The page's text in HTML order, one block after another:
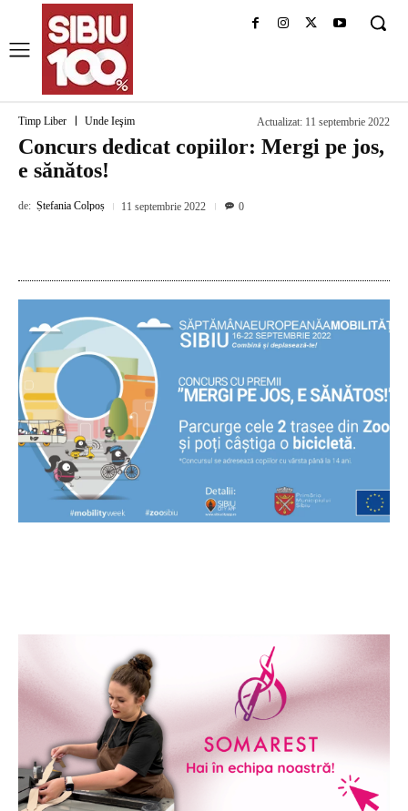
Timp Liber Unde Ieşim Actualizat: 11 septembrie 2022
Concurs dedicat copiilor: Mergi pe jos,
e sănătos!
de: Ștefania Colpoș 11 septembrie 2022 0